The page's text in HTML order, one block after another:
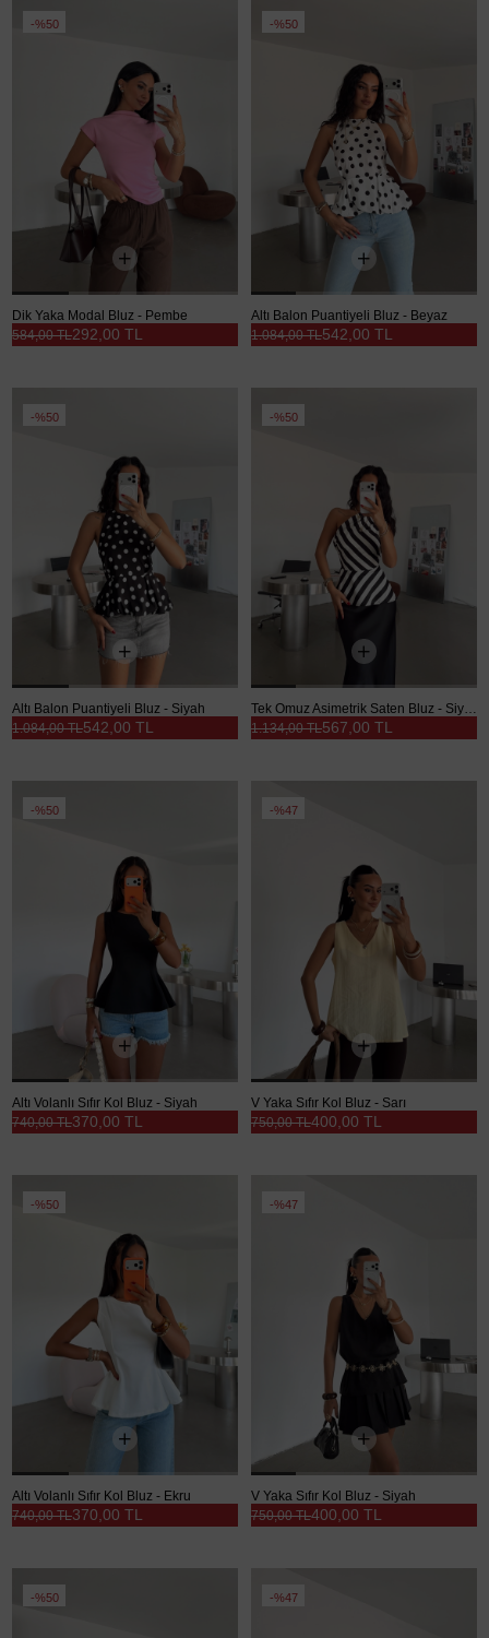
%50
Dik Yaka Modal Bluz - Pembe
292,00 TL
584,00 TL
%50
Altı Balon Puantiyeli Bluz - Beyaz
542,00 TL
1.084,00 TL
%50
Altı Balon Puantiyeli Bluz - Siyah
542,00 TL
1.084,00 TL
%50
Tek Omuz Asimetrik Saten Bluz - Siyah
567,00 TL
1.134,00 TL
%50
Altı Volanlı Sıfır Kol Bluz - Siyah
370,00 TL
740,00 TL
%47
V Yaka Sıfır Kol Bluz - Sarı
400,00 TL
750,00 TL
%50
Altı Volanlı Sıfır Kol Bluz - Ekru
370,00 TL
740,00 TL
%47
V Yaka Sıfır Kol Bluz - Siyah
400,00 TL
750,00 TL
%50 %47